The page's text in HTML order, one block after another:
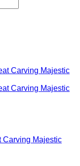
Carving Majestic